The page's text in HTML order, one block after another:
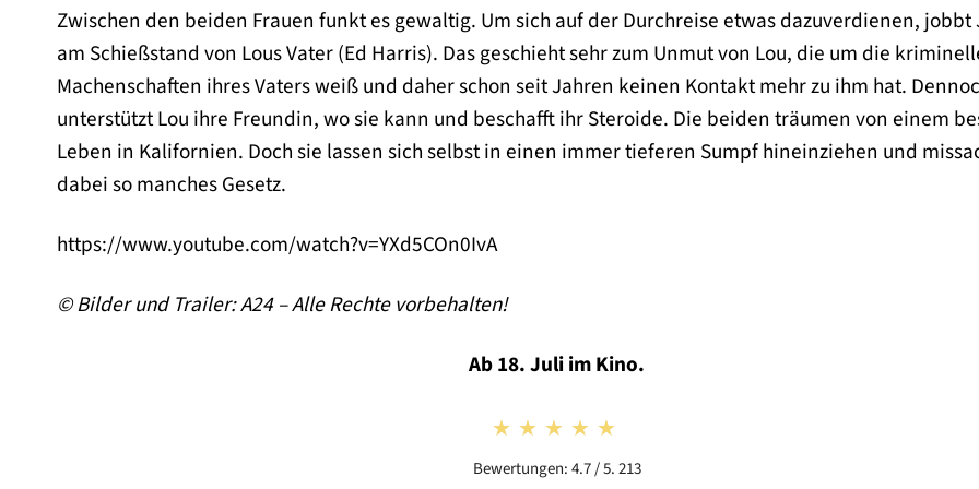
Zwischen den beiden Frauen funkt es gewaltig. Um sich auf der Durchreise etwas dazuverdienen, jobbt
am Schießstand von Lous Vater (Ed Harris). Das geschieht sehr zum Unmut von Lou, die um die
Machenschaften ihres Vaters weiß und daher schon seit Jahren keinen Kontakt mehr zu ihm hat.
unterstützt Lou ihre Freundin, wo sie kann und beschafft ihr Steroide. Die beiden träumen von einem
Leben in Kalifornien. Doch sie lassen sich selbst in einen immer tieferen Sumpf hineinziehen und
dabei so manches Gesetz.
https://www.youtube.com/watch?v=YXd5COn0IvA
© Bilder und Trailer: A24 – Alle Rechte vorbehalten!
Ab 18. Juli im Kino.
★★★★★
★★★★★
Bewertungen: 4.7 / 5. 213